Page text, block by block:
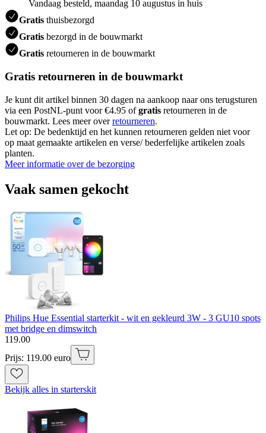
Vandaag besteld, maandag 10 augustus in huis
Gratis thuisbezorgd
Gratis bezorgd in de bouwmarkt
Gratis retourneren in de bouwmarkt
Gratis retourneren in de bouwmarkt
Je kunt dit artikel binnen 30 dagen na aankoop naar ons terugsturen
via een PostNL-punt voor €4.95 ofgratis retourneren in de
bouwmarkt. Lees meer overretourneren.
Let op: De bedenktijd en het kunnen retourneren gelden niet voor
op maat gemaakte artikelen en verse/ bederfelijke artikelen zoals
planten.
Meer informatie over de bezorging
Vaak samen gekocht
Philips Hue Essential starterkit - wit en gekleurd 3W - 3 GU10 spots
met bridge en dimswitch
119.00
Prijs: 119.00 euro
Bekijk alles in starterskit